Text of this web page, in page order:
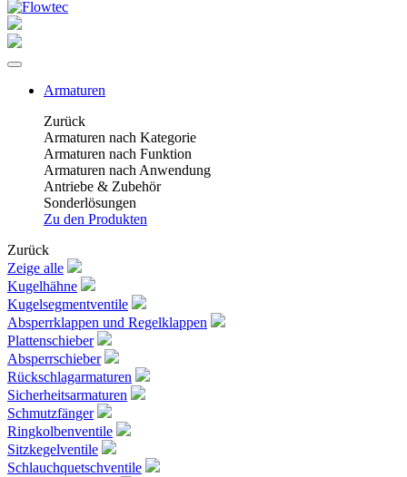
Armaturen
Zurück
Armaturen nach Kategorie
Armaturen nach Funktion
Armaturen nach Anwendung
Antriebe & Zubehör
Sonderlösungen
Zu den Produkten
Zurück
Zeige alle
Kugelhähne
Kugelsegmentventile
Absperrklappen und Regelklappen
Plattenschieber
Absperrschieber
Rückschlagarmaturen
Sicherheitsarmaturen
Schmutzfänger
Ringkolbenventile
Sitzkegelventile
Schlauchquetschventile